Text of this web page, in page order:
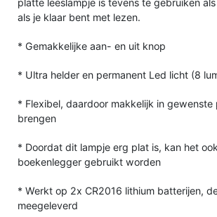
platte leeslampje is tevens te gebruiken
als je klaar bent met lezen.
* Gemakkelijke aan- en uit knop
* Ultra helder en permanent Led licht (8
* Flexibel, daardoor makkelijk in gewenste
brengen
* Doordat dit lampje erg plat is, kan het
boekenlegger gebruikt worden
* Werkt op 2x CR2016 lithium batterijen,
meegeleverd